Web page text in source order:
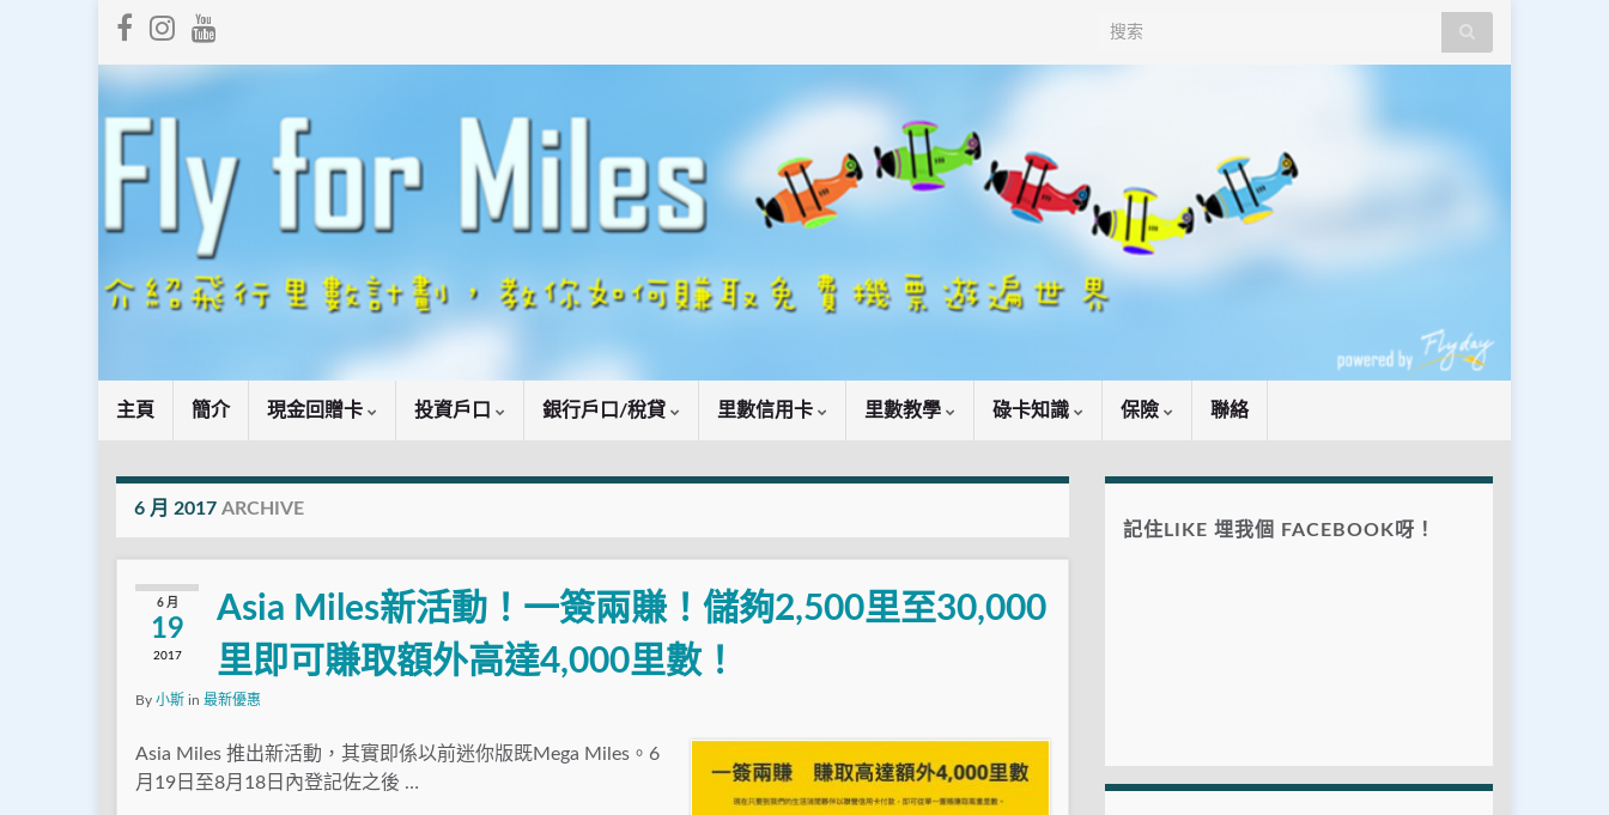
Search for:
主頁 簡介 現金回贈卡 投資戶口 銀行戶口/稅貸 里數信用卡 里數教學 碌卡知識 保險 聯絡
6 月 2017 ARCHIVE
6 月
19
2017
Asia Miles新活動！一簽兩賺！儲夠2,500里至30,000
里即可賺取額外高達4,000里數！
By 小斯 in 最新優惠
Asia Miles 推出新活動，其實即係以前迷你版既Mega Miles。6
月19日至8月18日內登記佐之後 …
記住LIKE 埋我個 FACEBOOK呀！